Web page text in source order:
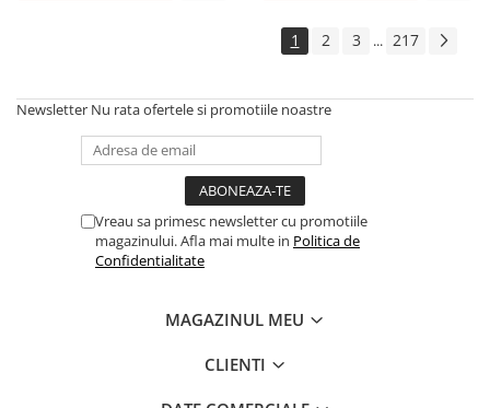
Case-uri DJ
Console DJ
Controllere MIDI - USB DAW
1 2 3 ... 217
Newsletter Nu rata ofertele si promotiile noastre
Vreau sa primesc newsletter cu promotiile
magazinului. Afla mai multe in Politica de
Confidentialitate
MAGAZINUL MEU
CLIENTI